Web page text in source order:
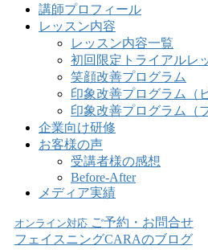
講師プロフィール
レッスン内容
レッスン内容一覧
初回限定トライアルレ
笑顔改善プログラム
印象改善プログラム（
印象改善プログラム（
企業向け研修
お客様の声
受講者様の感想
Before-After
メディア実績
オンライン対応ご予約・お問合せ
フェイスニングCARAのブログ